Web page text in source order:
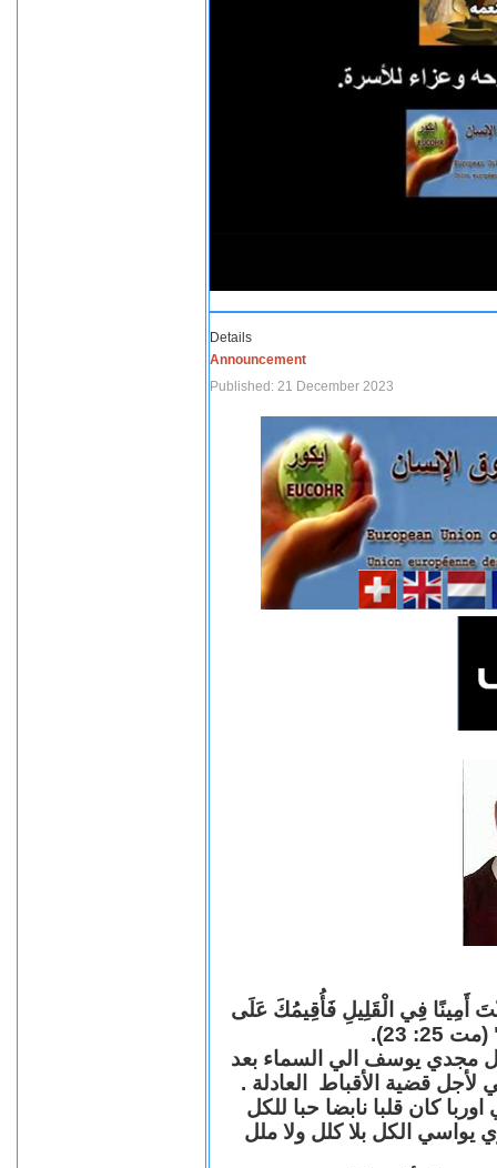
Details
Announcement
Published: 21 December 2023
أَمِينًا فِي الْقَلِيلِ فَأُقِيمُكَ عَلَى
23).
مجدي يوسف الي السماء بعد
قضية الأقباط العادلة .
كان قلبا نابضا حبا للكل
يواسي الكل بلا كلل ولا ملل